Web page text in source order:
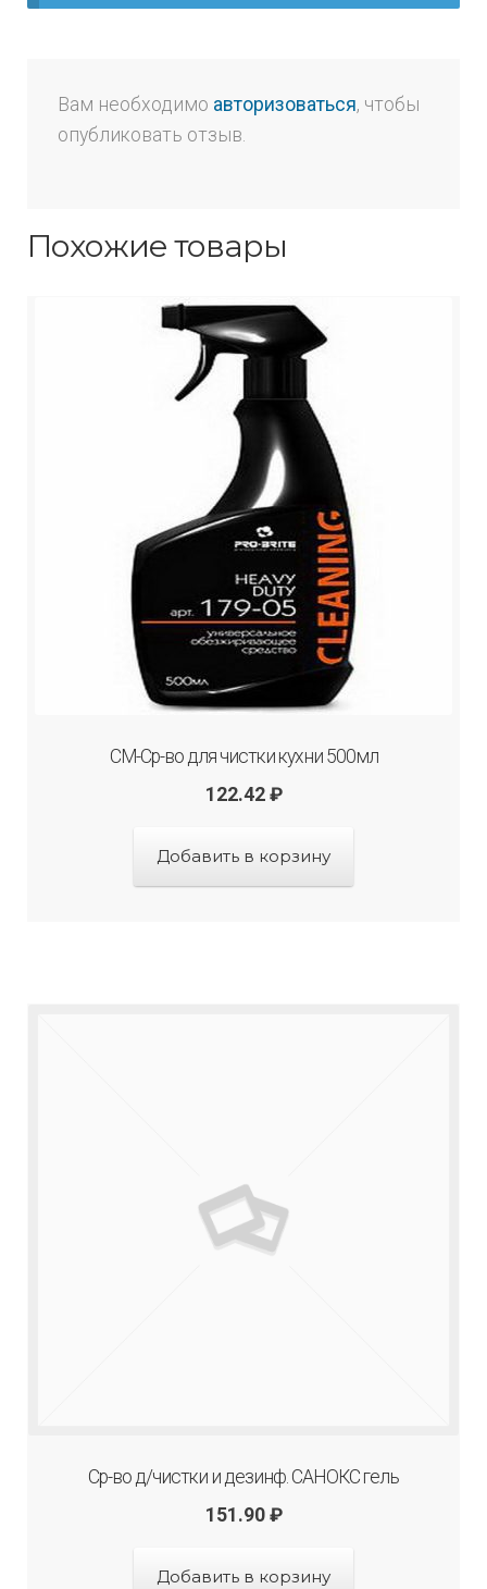
Вам необходимо авторизоваться, чтобы
опубликовать отзыв.
Похожие товары
СМ-Ср-во для чистки кухни 500мл
122.42 ₽
Добавить в корзину
Ср-во д/чистки и дезинф. САНОКС гель
151.90 ₽
Добавить в корзину